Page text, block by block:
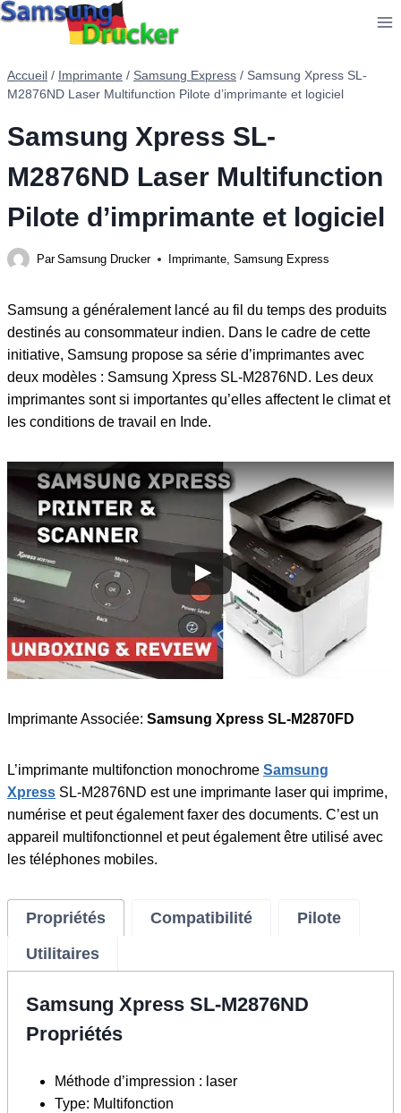
Aller
Accueil / Imprimante / Samsung Express / Samsung Xpress SL-
M2876ND Laser Multifunction Pilote d’imprimante et logiciel
Samsung Xpress SL-
M2876ND Laser Multifunction
Pilote d’imprimante et logiciel
Par Samsung Drucker Imprimante ,Samsung Express
Samsung a généralement lancé au fil du temps des produits
destinés au consommateur indien. Dans le cadre de cette
initiative, Samsung propose sa série d’imprimantes avec
deux modèles : Samsung Xpress SL-M2876ND. Les deux
imprimantes sont si importantes qu’elles affectent le climat et
les conditions de travail en Inde.
Imprimante Associée: Samsung Xpress SL-M2870FD
L’imprimante multifonction monochrome Samsung
Xpress SL-M2876ND est une imprimante laser qui imprime,
numérise et peut également faxer des documents. C’est un
appareil multifonctionnel et peut également être utilisé avec
les téléphones mobiles.
Propriétés Compatibilité
Pilote
Utilitaires
Samsung Xpress SL-M2876ND
Propriétés
Méthode d’impression : laser
Type: Multifonction